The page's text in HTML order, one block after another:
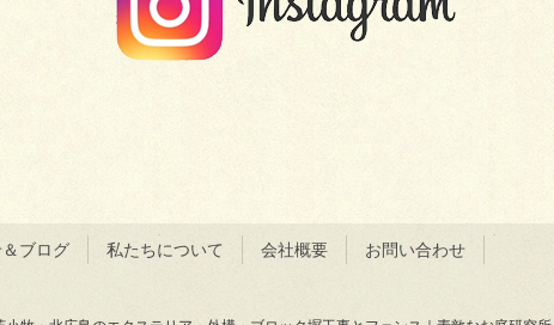
ブログ 私たちについて 会社概要 お問い合わせ